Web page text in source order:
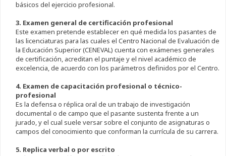
básicos del ejercicio profesional.
3. Examen general de certificación profesional
Este examen pretende establecer en qué medida los pasantes de
las licenciaturas para las cuales el Centro Nacional de Evaluación de
la Educación Superior (CENEVAL) cuenta con exámenes generales
de certificación, acreditan el puntaje y el nivel académico de
excelencia, de acuerdo con los parámetros definidos por el Centro.
4. Examen de capacitación profesional o técnico-
profesional
Es la defensa o réplica oral de un trabajo de investigación
documental o de campo que el pasante sustenta frente a un
jurado, y el cual suele versar sobre el conjunto de asignaturas o
campos del conocimiento que conforman la currícula de su carrera.
5. Replica verbal o por escrito